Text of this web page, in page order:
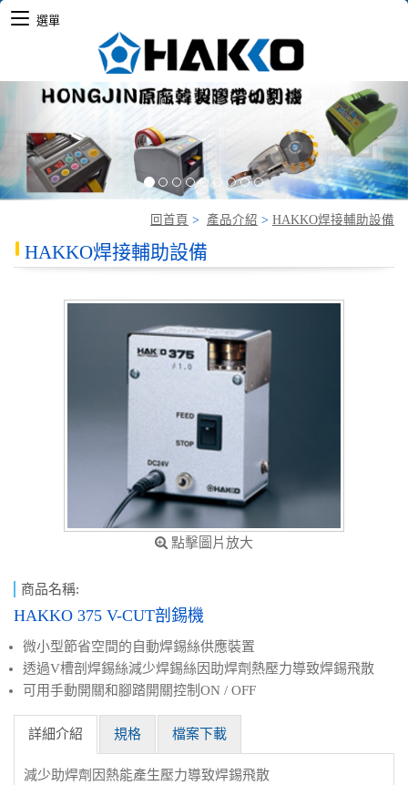
Previous
回首頁 > 產品介紹 > HAKKO焊接輔助設備
HAKKO焊接輔助設備
點擊圖片放大
商品名稱:
HAKKO 375 V-CUT剖錫機
微小型節省空間的自動焊錫絲供應裝置
透過V槽剖焊錫絲減少焊錫絲因助焊劑熱壓力導致焊錫飛散
可用手動開關和腳踏開關控制ON / OFF
詳細介紹 規格 檔案下載
減少助焊劑因熱能產生壓力導致焊錫飛散
選單